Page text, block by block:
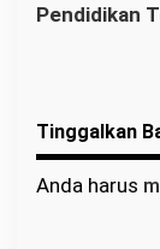
Pendidikan
Pendidikan
dan C
Tinggalkan
Anda harus